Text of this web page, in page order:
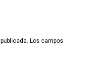
Los campos